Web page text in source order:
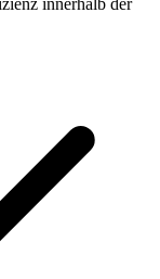
innerhalb der